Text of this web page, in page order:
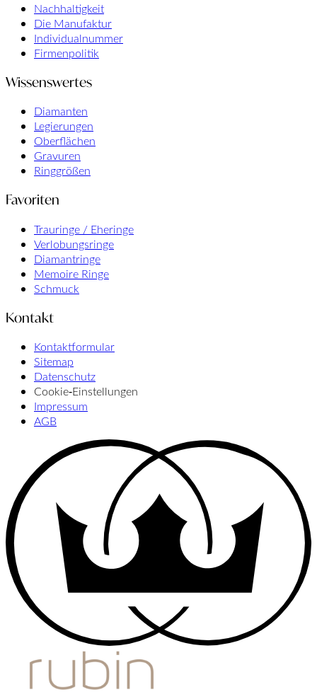
Nachhaltigkeit
Die Manufaktur
Individualnummer
Firmenpolitik
Wissenswertes
Diamanten
Legierungen
Oberflächen
Gravuren
Ringgrößen
Favoriten
Trauringe / Eheringe
Verlobungsringe
Diamantringe
Memoire Ringe
Schmuck
Kontakt
Kontaktformular
Sitemap
Datenschutz
Cookie‑Einstellungen
Impressum
AGB